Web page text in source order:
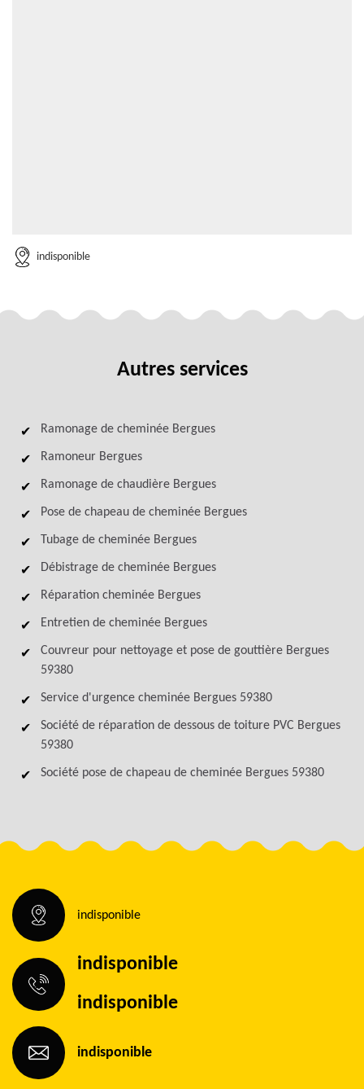
indisponible
Autres services
Ramonage de cheminée Bergues
Ramoneur Bergues
Ramonage de chaudière Bergues
Pose de chapeau de cheminée Bergues
Tubage de cheminée Bergues
Débistrage de cheminée Bergues
Réparation cheminée Bergues
Entretien de cheminée Bergues
Couvreur pour nettoyage et pose de gouttière Bergues
59380
Service d'urgence cheminée Bergues 59380
Société de réparation de dessous de toiture PVC Bergues
59380
Société pose de chapeau de cheminée Bergues 59380
indisponible
indisponible
indisponible
indisponible